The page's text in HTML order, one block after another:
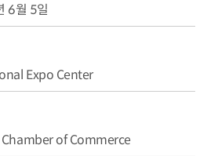
6월 5일
Expo Center
of Commerce